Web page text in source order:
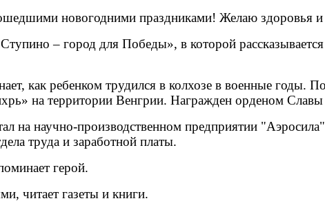
новогодними праздниками! Желаю здоровья
– город для Победы», в которой
как ребенком трудился в колхозе в военные годы.
на территории Венгрии. Награжден орденом Славы
научно-производственном предприятии
труда и заработной платы.
герой.
читает газеты и книги.